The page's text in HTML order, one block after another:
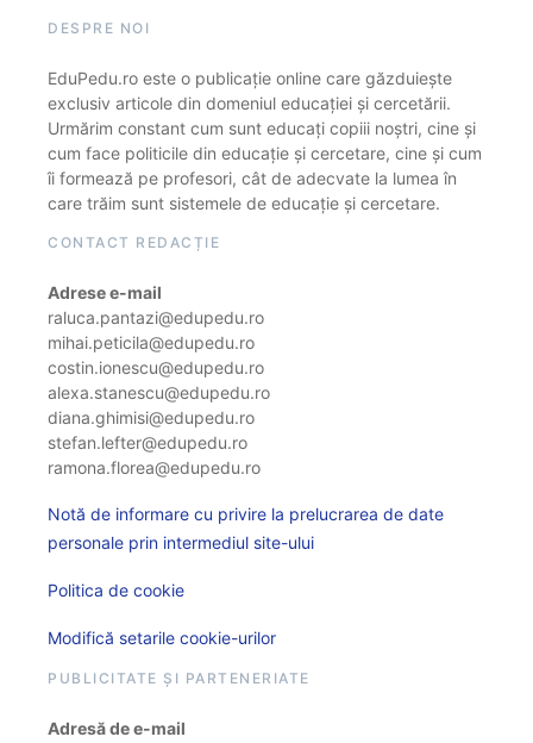
DESPRE NOI
EduPedu.ro este o publicație online care găzduiește
exclusiv articole din domeniul educației și cercetării.
Urmărim constant cum sunt educați copiii noștri, cine și
cum face politicile din educație și cercetare, cine și cum
îi formează pe profesori, cât de adecvate la lumea în
care trăim sunt sistemele de educație și cercetare.
CONTACT REDACȚIE
Adrese e-mail
raluca.pantazi@edupedu.ro
mihai.peticila@edupedu.ro
costin.ionescu@edupedu.ro
alexa.stanescu@edupedu.ro
diana.ghimisi@edupedu.ro
stefan.lefter@edupedu.ro
ramona.florea@edupedu.ro
Notă de informare cu privire la prelucrarea de date
personale prin intermediul site-ului
Politica de cookie
Modifică setarile cookie-urilor
PUBLICITATE ȘI PARTENERIATE
Adresă de e-mail